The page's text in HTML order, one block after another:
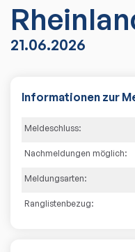
21.06.2026
Informationen zur
Meldeschluss:
Nachmeldungen möglich:
Meldungsarten:
Ranglistenbezug: